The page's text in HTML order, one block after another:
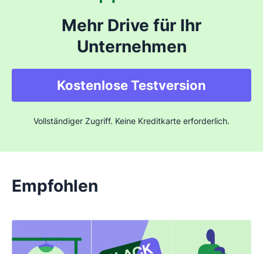
Mehr Drive für Ihr
Unternehmen
Kostenlose Testversion
Vollständiger Zugriff. Keine Kreditkarte erforderlich.
Empfohlen